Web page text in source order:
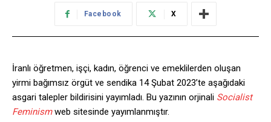
Facebook X
İranlı öğretmen, işçi, kadın, öğrenci ve emeklilerden oluşan
yirmi bağımsız örgüt ve sendika 14 Şubat 2023’te aşağıdaki
asgari talepler bildirisini yayımladı. Bu yazının orjinali Socialist
Feminismweb sitesinde yayımlanmıştır.